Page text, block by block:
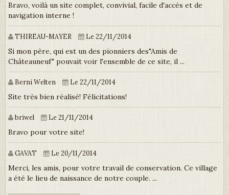
Bravo, voilà un site complet, convivial, facile d'accès et de
navigation interne !
THIREAU-MAYER Le 22/11/2014
Si mon père, qui est un des pionniers des"Amis de
Châteauneuf" pouvait voir l'ensemble de ce site, il ...
Berni Welten Le 22/11/2014
Site très bien réalisé! Félicitations!
briwel Le 21/11/2014
Bravo pour votre site!
GAVAT Le 20/11/2014
Merci, les amis, pour votre travail de conservation. Ce village
a été le lieu de naissance de notre couple. ...